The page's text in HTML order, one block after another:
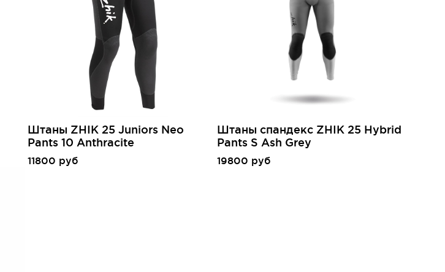
Штаны ZHIK 25 Juniors Neo
Pants 10 Anthracite
11800 руб
Штаны спандекс ZHIK 25 Hybrid
Pants S Ash Grey
19800 руб